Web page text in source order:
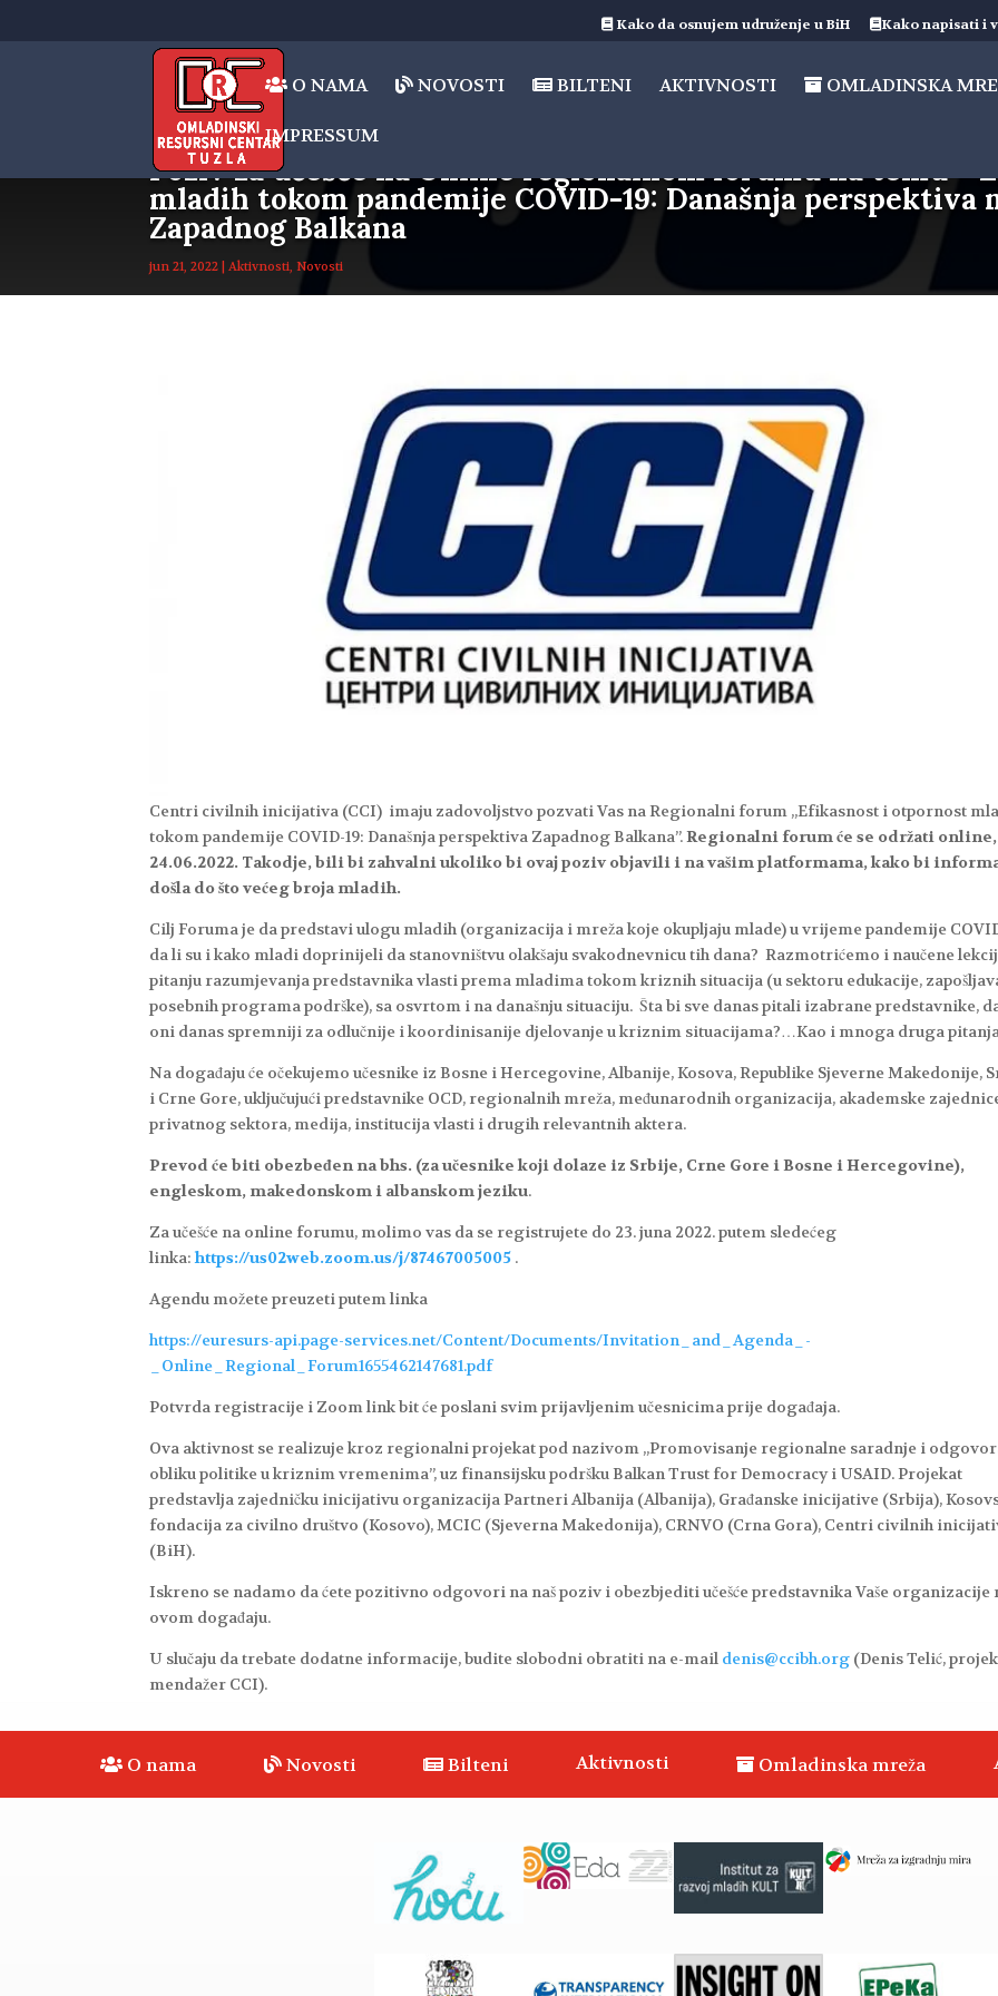
Kako da osnujem udruženje u BiH Kako napisati i
O NAMA NOVOSTI BILTENI AKTIVNOSTI OMLADINSKA
IMPRESSUM
Poziv za učešće na Online regionalnom forumu na temu –
mladih tokom pandemije COVID-19: Današnja perspektiva
Zapadnog Balkana
jun 21, 2022 |Aktivnosti,Novosti
Centri civilnih inicijativa (CCI) imaju zadovoljstvo pozvati Vas na Regionalni forum „Efikasnost i otpornost
tokom pandemije COVID-19: Današnja perspektiva Zapadnog Balkana”.Regionalni forum će se održati online,
24.06.2022. Takodje, bili bi zahvalni ukoliko bi ovaj poziv objavili i na vašim platformama, kako bi
došla do što većeg broja mladih.
Cilj Foruma je da predstavi ulogu mladih (organizacija i mreža koje okupljaju mlade) u vrijeme pandemije
da li su i kako mladi doprinijeli da stanovništvu olakšaju svakodnevnicu tih dana? Razmotrićemo i naučene
pitanju razumjevanja predstavnika vlasti prema mladima tokom kriznih situacija (u sektoru edukacije,
posebnih programa podrške), sa osvrtom i na današnju situaciju. Šta bi sve danas pitali izabrane predstavnike,
oni danas spremniji za odlučnije i koordinisanije djelovanje u kriznim situacijama?…Kao i mnoga druga
Na događaju će očekujemo učesnike iz Bosne i Hercegovine, Albanije, Kosova, Republike Sjeverne Makedonije,
i Crne Gore, uključujući predstavnike OCD, regionalnih mreža, međunarodnih organizacija, akademske
privatnog sektora, medija, institucija vlasti i drugih relevantnih aktera.
Prevod će biti obezbeđen na bhs. (za učesnike koji dolaze iz Srbije, Crne Gore i Bosne i Hercegovine),
engleskom, makedonskom i albanskom jeziku.
Za učešće na online forumu, molimo vas da se registrujete do 23. juna 2022. putem sledećeg
linka:https://us02web.zoom.us/j/87467005005 .
Agendu možete preuzeti putem linka
https://euresurs-api.page-services.net/Content/Documents/Invitation_and_Agenda_-
_Online_Regional_Forum1655462147681.pdf
Potvrda registracije i Zoom link bit će poslani svim prijavljenim učesnicima prije događaja.
Ova aktivnost se realizuje kroz regionalni projekat pod nazivom „Promovisanje regionalne saradnje i
obliku politike u kriznim vremenima”, uz finansijsku podršku Balkan Trust for Democracy i USAID. Projekat
predstavlja zajedničku inicijativu organizacija Partneri Albanija (Albanija), Građanske inicijative (Srbija),
fondacija za civilno društvo (Kosovo), MCIC (Sjeverna Makedonija), CRNVO (Crna Gora), Centri civilnih
(BiH).
Iskreno se nadamo da ćete pozitivno odgovori na naš poziv i obezbjediti učešće predstavnika Vaše organizacije
ovom događaju.
U slučaju da trebate dodatne informacije, budite slobodni obratiti na e-mail denis@ccibh.org (Denis Telić,
mendažer CCI).
O nama Novosti Bilteni Aktivnosti Omladinska mreža